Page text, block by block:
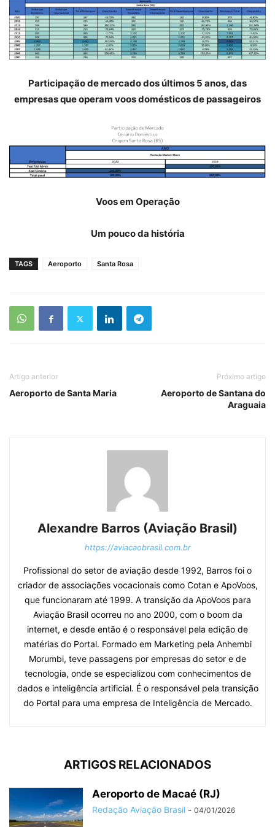
Participação de mercado dos últimos 5 anos, das
empresas que operam voos domésticos de passageiros
Voos em Operação
Um pouco da história
TAGS Aeroporto Santa Rosa
Artigo anterior
Aeroporto de Santa Maria
Próximo artigo
Aeroporto de Santana do
Araguaia
Alexandre Barros (Aviação Brasil)
https://aviacaobrasil.com.br
Profissional do setor de aviação desde 1992, Barros foi o
criador de associações vocacionais como Cotan e ApoVoos,
que funcionaram até 1999. A transição da ApoVoos para
Aviação Brasil ocorreu no ano 2000, com o boom da
internet, e desde então é o responsável pela edição de
matérias do Portal. Formado em Marketing pela Anhembi
Morumbi, teve passagens por empresas do setor e de
tecnologia, onde se especializou com conhecimentos de
dados e inteligência artificial. É o responsável pela transição
do Portal para uma empresa de Inteligência de Mercado.
ARTIGOS RELACIONADOS
Aeroporto de Macaé (RJ)
Redação Aviação Brasil - 04/01/2026